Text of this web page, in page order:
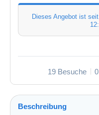
Dieses Angebot ist
19 Besuche
Beschreibung